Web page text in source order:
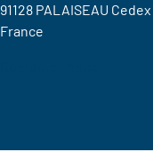
91128 PALAISEAU Cedex
France